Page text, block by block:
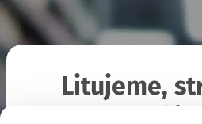
Litujeme,